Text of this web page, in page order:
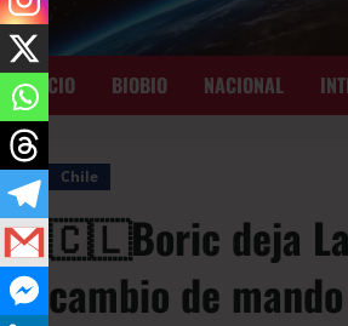
INICIO BIOBIO NACIONAL
Chile
🇨🇱Boric deja La
cambio de